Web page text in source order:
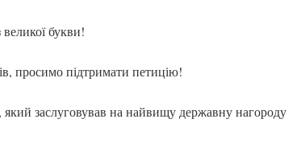
букви!
просимо підтримати петицію!
заслуговував на найвищу державну нагороду